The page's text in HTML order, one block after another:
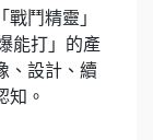
鬥精靈」
能打」的產
、設計、續
知。